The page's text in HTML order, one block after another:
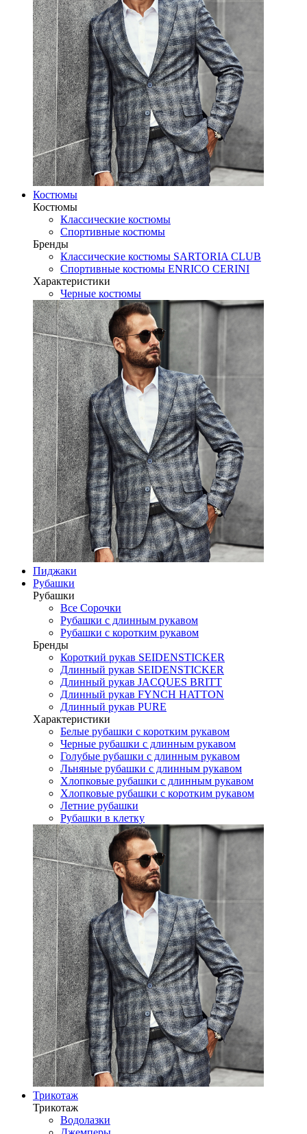
Костюмы
Костюмы
Классические костюмы
Спортивные костюмы
Бренды
Классические костюмы SARTORIA CLUB
Спортивные костюмы ENRICO CERINI
Характеристики
Черные костюмы
Пиджаки
Рубашки
Рубашки
Все Сорочки
Рубашки с длинным рукавом
Рубашки с коротким рукавом
Бренды
Короткий рукав SEIDENSTICKER
Длинный рукав SEIDENSTICKER
Длинный рукав JAСQUES BRITT
Длинный рукав FYNCH HATTON
Длинный рукав PURE
Характеристики
Белые рубашки с коротким рукавом
Черные рубашки с длинным рукавом
Голубые рубашки с длинным рукавом
Льняные рубашки с длинным рукавом
Хлопковые рубашки с длинным рукавом
Хлопковые рубашки с коротким рукавом
Летние рубашки
Рубашки в клетку
Трикотаж
Трикотаж
Водолазки